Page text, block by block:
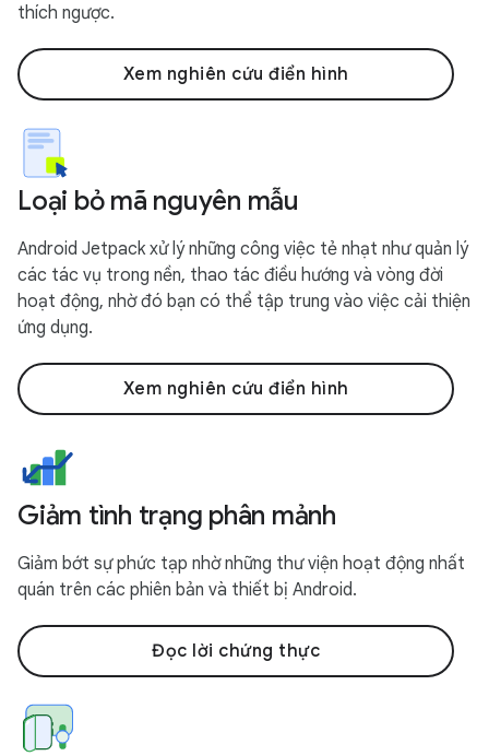
thích ngược.
Xem nghiên cứu điển hình
Loại bỏ mã nguyên mẫu
Android Jetpack xử lý những công việc tẻ nhạt như quản lý
các tác vụ trong nền, thao tác điều hướng và vòng đời
hoạt động, nhờ đó bạn có thể tập trung vào việc cải thiện
ứng dụng.
Xem nghiên cứu điển hình
Giảm tình trạng phân mảnh
Giảm bớt sự phức tạp nhờ những thư viện hoạt động nhất
quán trên các phiên bản và thiết bị Android.
Đọc lời chứng thực